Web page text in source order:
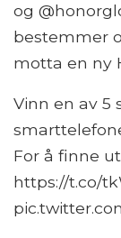
og
bestemmer
motta en ny
Vinn en av 5
For å finne
https://t.co/